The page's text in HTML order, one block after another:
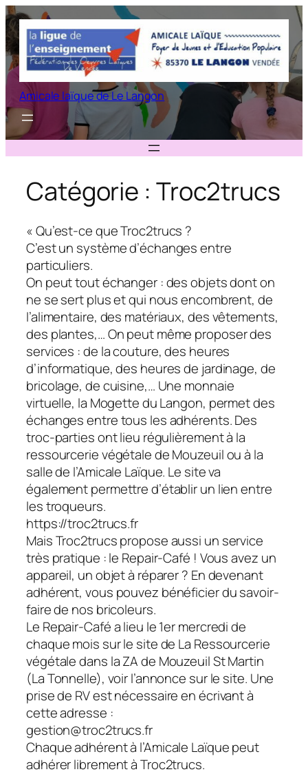
Aller
au
contenu
Amicale laïque de Le Langon
Catégorie : Troc2trucs
« Qu’est-ce que Troc2trucs ?
C’est un système d’échanges entre
particuliers.
On peut tout échanger : des objets dont on
ne se sert plus et qui nous encombrent, de
l’alimentaire, des matériaux, des vêtements,
des plantes,… On peut même proposer des
services : de la couture, des heures
d’informatique, des heures de jardinage, de
bricolage, de cuisine,… Une monnaie
virtuelle, la Mogette du Langon, permet des
échanges entre tous les adhérents. Des
troc-parties ont lieu régulièrement à la
ressourcerie végétale de Mouzeuil ou à la
salle de l’Amicale Laïque. Le site va
également permettre d’établir un lien entre
les troqueurs.
https://troc2trucs.fr
Mais Troc2trucs propose aussi un service
très pratique : le Repair-Café ! Vous avez un
appareil, un objet à réparer ? En devenant
adhérent, vous pouvez bénéficier du savoir-
faire de nos bricoleurs.
Le Repair-Café a lieu le 1er mercredi de
chaque mois sur le site de La Ressourcerie
végétale dans la ZA de Mouzeuil St Martin
(La Tonnelle), voir l’annonce sur le site. Une
prise de RV est nécessaire en écrivant à
cette adresse :
gestion@troc2trucs.fr
Chaque adhérent à l’Amicale Laïque peut
adhérer librement à Troc2trucs.